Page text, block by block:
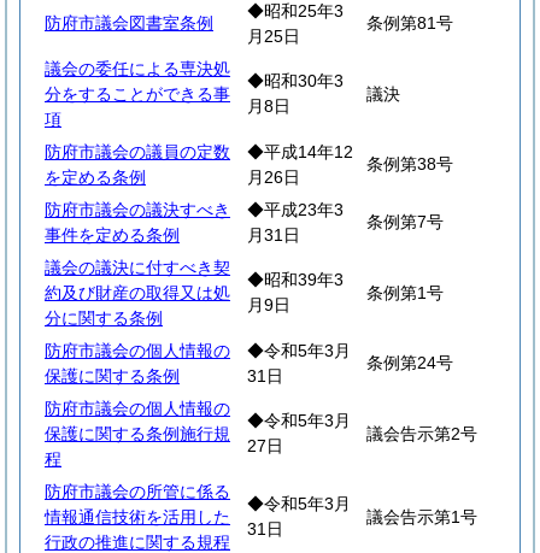
防府市議会図書室条例
◆昭和25年3
月25日
条例第81号
議会の委任による専決処
分をすることができる事
項
◆昭和30年3
月8日
議決
防府市議会の議員の定数
を定める条例
◆平成14年12
月26日
条例第38号
防府市議会の議決すべき
事件を定める条例
◆平成23年3
月31日
条例第7号
議会の議決に付すべき契
約及び財産の取得又は処
分に関する条例
◆昭和39年3
月9日
条例第1号
防府市議会の個人情報の
保護に関する条例
◆令和5年3月
31日
条例第24号
防府市議会の個人情報の
保護に関する条例施行規
程
◆令和5年3月
27日
議会告示第2号
防府市議会の所管に係る
情報通信技術を活用した
行政の推進に関する規程
◆令和5年3月
31日
議会告示第1号